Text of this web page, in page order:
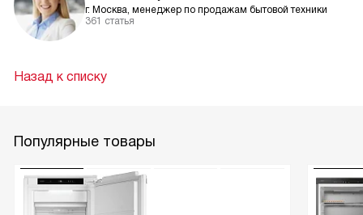
г. Москва, менеджер по продажам бытовой техники
361 статья
Назад к списку
Популярные товары